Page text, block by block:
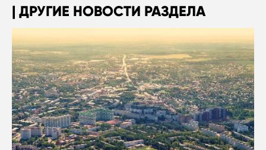
ДРУГИЕ НОВОСТИ РАЗДЕЛА